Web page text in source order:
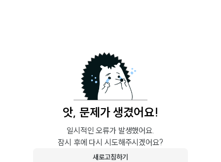
앗, 문제가 생겼어요!
일시적인 오류가 발생했어요.
잠시 후에 다시 시도해주시겠어요?
새로고침하기